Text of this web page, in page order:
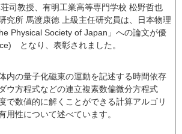
司教授、有明工業高等専門学校 松野哲也
究所 馬渡康徳 上級主任研究員は、日本物理
Physical Society of Japan」への論文が優
となり、表彰されました。
内の量子化磁束の運動を記述する時間依存
ウ方程式などの連立複素数偏微分方程式
で数値的に解くことができる計算アルゴリ
用性について述べています。